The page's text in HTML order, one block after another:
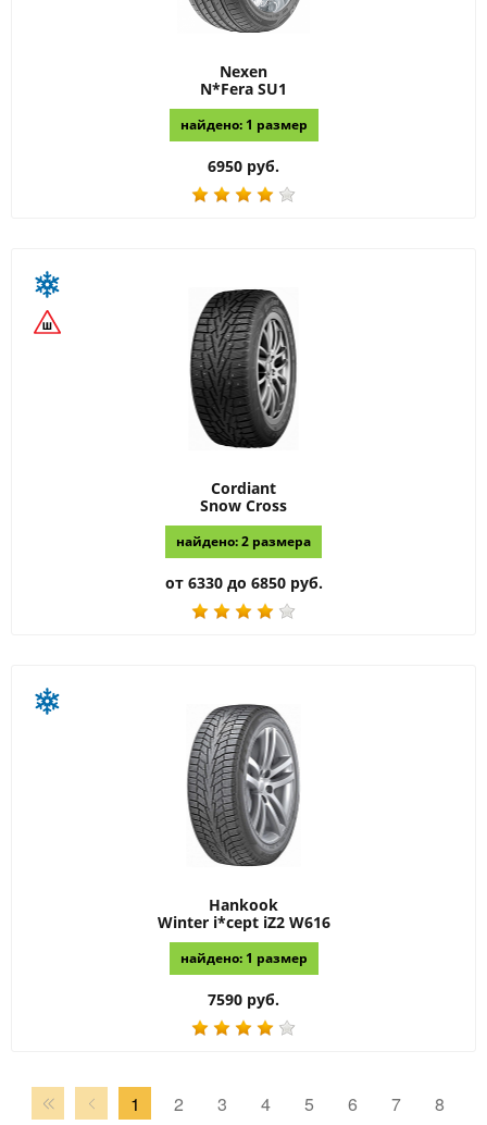
Nexen
N*Fera SU1
найдено: 1 размер
6950 руб.
Cordiant
Snow Cross
найдено: 2 размера
от 6330 до 6850 руб.
Hankook
Winter i*cept iZ2 W616
найдено: 1 размер
7590 руб.
1 2 3 4 5 6 7
8